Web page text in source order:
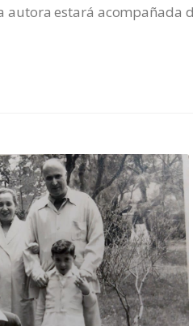
autora estará acompañada